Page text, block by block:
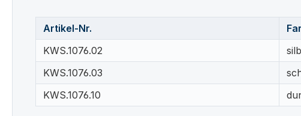
Artikel-Nr.
KWS.1076.02
KWS.1076.03
KWS.1076.10